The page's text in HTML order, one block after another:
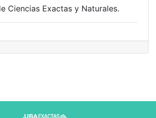
Ciencias Exactas y Naturales.